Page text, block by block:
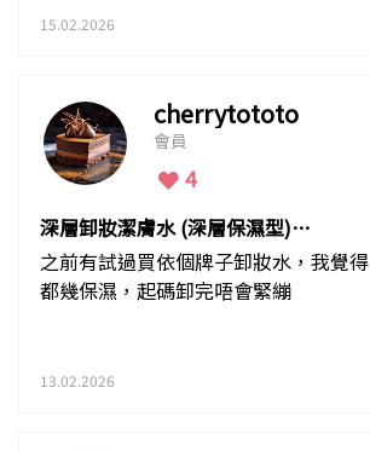
15.02.2026
cherrytototo
會員
4
深層卸妝潔膚水 (深層保濕型)都
幾好用
之前有試過買依個牌子卸妝水，我覺得
都幾保濕，起碼卸完唔會緊繃
13.02.2026